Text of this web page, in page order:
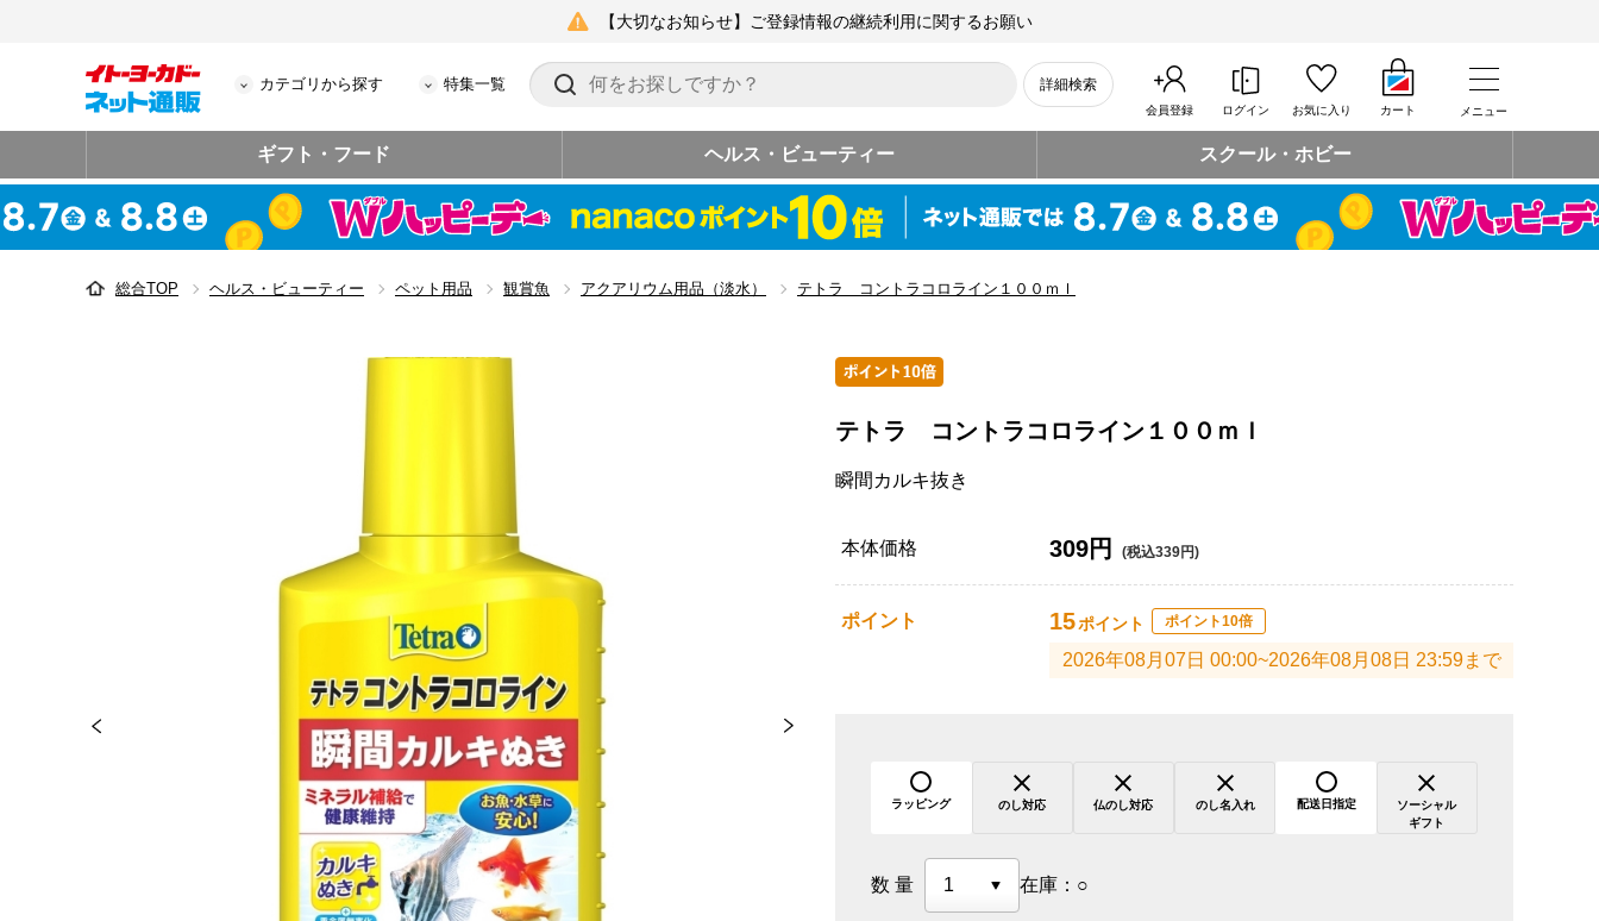
【大切なお知らせ】ご登録情報の継続利用に関するお願い
カテゴリから探す 特集一覧 詳細検索
会員登録 ログイン お気に入り カート メニュー
ギフト・フード ヘルス・ビューティー スクール・ホビー
総合TOP ヘルス・ビューティー ペット用品 観賞魚 アクアリウム用品（淡水） テトラ コントラコロライン１００ｍｌ
テトラ コントラコロライン１００ｍｌ
瞬間カルキ抜き
本体価格 309円 (税込339円)
ポイント 15ポイント ポイント10倍
2026年08月07日 00:00~2026年08月08日 23:59まで
ラッピング のし対応 仏のし対応 のし名入れ 配送日指定
ソーシャル
ギフト
数量 在庫： ○